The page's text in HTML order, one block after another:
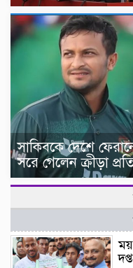
সাকিবকে দেশে
সরে গেলেন ক্রীড়া